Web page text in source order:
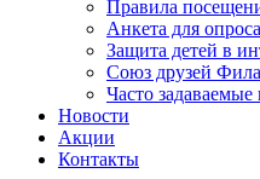
Правила
Анкета для
Защита детей в
Союз друзей
Часто
Новости
Акции
Контакты